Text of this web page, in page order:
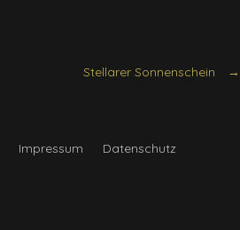
Stellarer Sonnenschein
Impressum Datenschutz